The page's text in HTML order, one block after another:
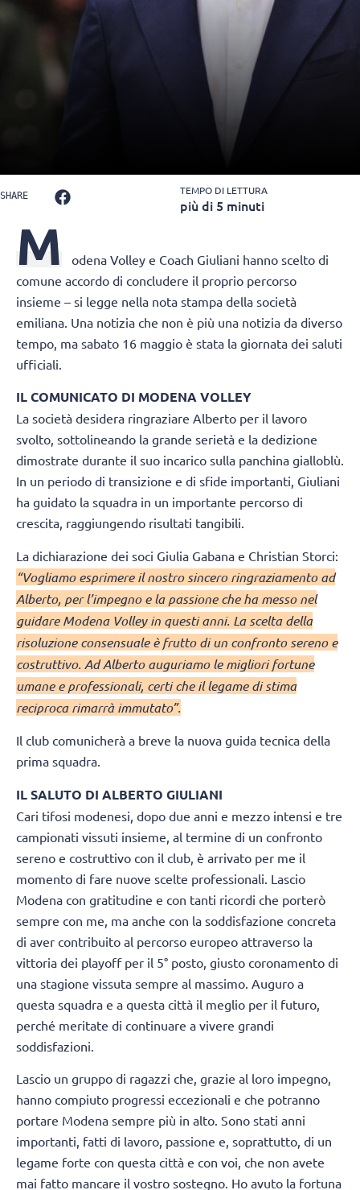
SHARE TEMPO DI LETTURA
più di 5 minuti
M
odena Volley e Coach Giuliani hanno scelto di
comune accordo di concludere il proprio percorso
insieme – si legge nella nota stampa della società
emiliana. Una notizia che non è più una notizia da diverso
tempo, ma sabato 16 maggio è stata la giornata dei saluti
ufficiali.
IL COMUNICATO DI MODENA VOLLEY
La società desidera ringraziare Alberto per il lavoro
svolto, sottolineando la grande serietà e la dedizione
dimostrate durante il suo incarico sulla panchina gialloblù.
In un periodo di transizione e di sfide importanti, Giuliani
ha guidato la squadra in un importante percorso di
crescita, raggiungendo risultati tangibili.
La dichiarazione dei soci Giulia Gabana e Christian Storci:
“Vogliamo esprimere il nostro sincero ringraziamento ad
Alberto, per l’impegno e la passione che ha messo nel
guidare Modena Volley in questi anni. La scelta della
risoluzione consensuale è frutto di un confronto sereno e
costruttivo. Ad Alberto auguriamo le migliori fortune
umane e professionali, certi che il legame di stima
reciproca rimarrà immutato”.
Il club comunicherà a breve la nuova guida tecnica della
prima squadra.
IL SALUTO DI ALBERTO GIULIANI
Cari tifosi modenesi, dopo due anni e mezzo intensi e tre
campionati vissuti insieme, al termine di un confronto
sereno e costruttivo con il club, è arrivato per me il
momento di fare nuove scelte professionali. Lascio
Modena con gratitudine e con tanti ricordi che porterò
sempre con me, ma anche con la soddisfazione concreta
di aver contribuito al percorso europeo attraverso la
vittoria dei playoff per il 5° posto, giusto coronamento di
una stagione vissuta sempre al massimo. Auguro a
questa squadra e a questa città il meglio per il futuro,
perché meritate di continuare a vivere grandi
soddisfazioni.
Lascio un gruppo di ragazzi che, grazie al loro impegno,
hanno compiuto progressi eccezionali e che potranno
portare Modena sempre più in alto. Sono stati anni
importanti, fatti di lavoro, passione e, soprattutto, di un
legame forte con questa città e con voi, che non avete
mai fatto mancare il vostro sostegno. Ho avuto la fortuna